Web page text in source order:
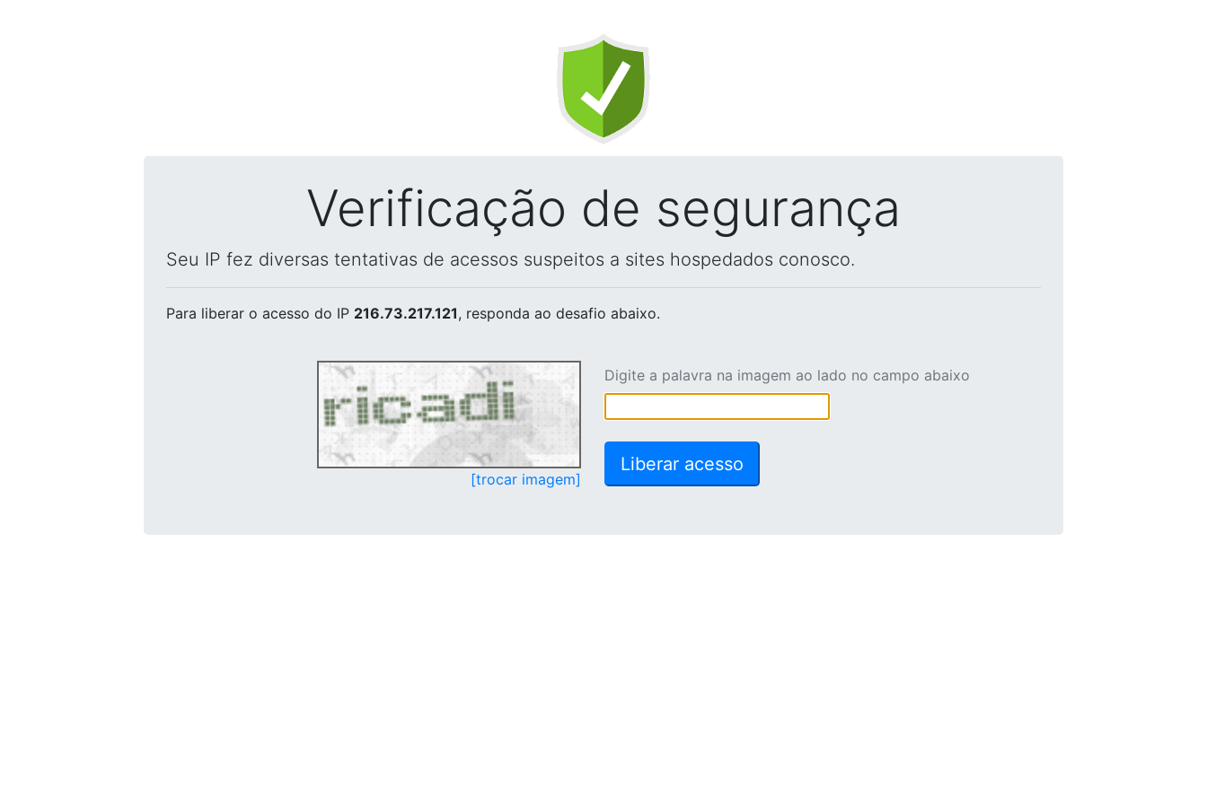
Verificação de segurança
Seu IP fez diversas tentativas de acessos suspeitos a sites hospedados conosco.
Para liberar o acesso do IP 216.73.217.121, responda ao desafio abaixo.
[trocar imagem]
Digite a palavra na imagem ao lado no campo abaixo